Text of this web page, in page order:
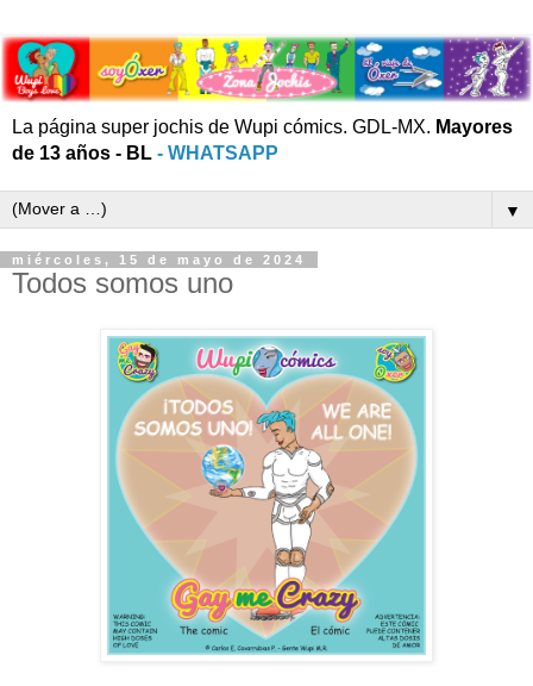
La página super jochis de Wupi cómics. GDL-MX. Mayores
de 13 años - BL - WHATSAPP
▼
miércoles, 15 de mayo de 2024
Todos somos uno